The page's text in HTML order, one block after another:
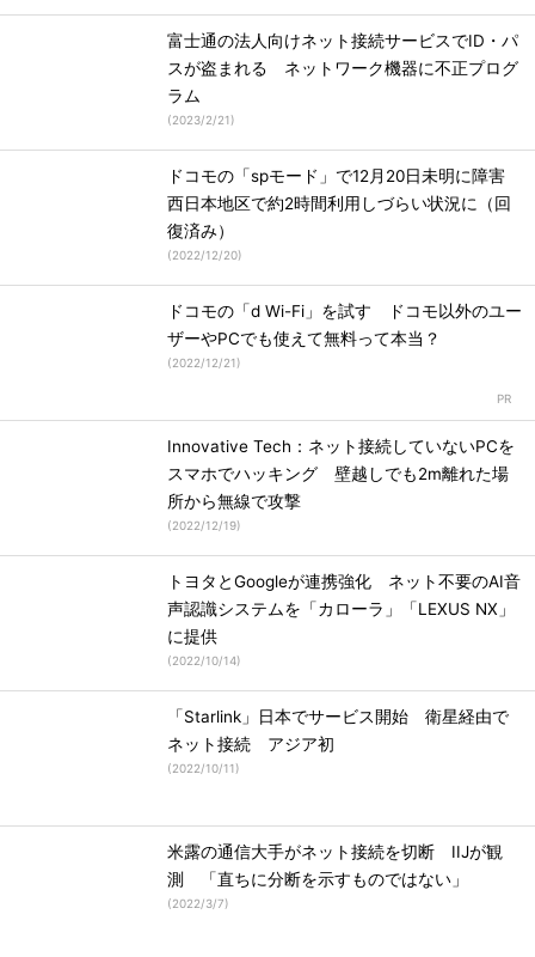
富士通の法人向けネット接続サービスでID・パ
スが盗まれる ネットワーク機器に不正プログ
ラム
(2023/2/21)
ドコモの「spモード」で12月20日未明に障害
西日本地区で約2時間利用しづらい状況に（回
復済み）
(2022/12/20)
ドコモの「d Wi-Fi」を試す ドコモ以外のユー
ザーやPCでも使えて無料って本当？
(2022/12/21)
Innovative Tech：ネット接続していないPCを
スマホでハッキング 壁越しでも2m離れた場
所から無線で攻撃
(2022/12/19)
トヨタとGoogleが連携強化 ネット不要のAI音
声認識システムを「カローラ」「LEXUS NX」
に提供
(2022/10/14)
「Starlink」日本でサービス開始 衛星経由で
ネット接続 アジア初
(2022/10/11)
米露の通信大手がネット接続を切断 IIJが観
測 「直ちに分断を示すものではない」
(2022/3/7)